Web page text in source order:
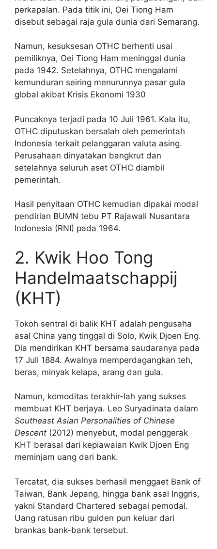
perkapalan. Pada titik ini, Oei Tiong Ham
disebut sebagai raja gula dunia dari Semarang.
Namun, kesuksesan OTHC berhenti usai
pemiliknya, Oei Tiong Ham meninggal dunia
pada 1942. Setelahnya, OTHC mengalami
kemunduran seiring menurunnya pasar gula
global akibat Krisis Ekonomi 1930
Puncaknya terjadi pada 10 Juli 1961. Kala itu,
OTHC diputuskan bersalah oleh pemerintah
Indonesia terkait pelanggaran valuta asing.
Perusahaan dinyatakan bangkrut dan
setelahnya seluruh aset OTHC diambil
pemerintah.
Hasil penyitaan OTHC kemudian dipakai modal
pendirian BUMN tebu PT Rajawali Nusantara
Indonesia (RNI) pada 1964.
2. Kwik Hoo Tong
Handelmaatschappij
(KHT)
Tokoh sentral di balik KHT adalah pengusaha
asal China yang tinggal di Solo, Kwik Djoen Eng.
Dia mendirikan KHT bersama saudaranya pada
17 Juli 1884. Awalnya memperdagangkan teh,
beras, minyak kelapa, arang dan gula.
Namun, komoditas terakhir-lah yang sukses
membuat KHT berjaya. Leo Suryadinata dalam
Southeast Asian Personalities of Chinese
Descent (2012) menyebut, modal penggerak
KHT berasal dari kepiawaian Kwik Djoen Eng
meminjam uang dari bank.
Tercatat, dia sukses berhasil menggaet Bank of
Taiwan, Bank Jepang, hingga bank asal Inggris,
yakni Standard Chartered sebagai pemodal.
Uang ratusan ribu gulden pun keluar dari
brankas bank-bank tersebut.